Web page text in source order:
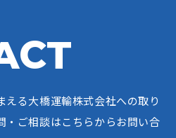
える大橋運輸株式会社への取り
・ご相談はこちらからお問い合